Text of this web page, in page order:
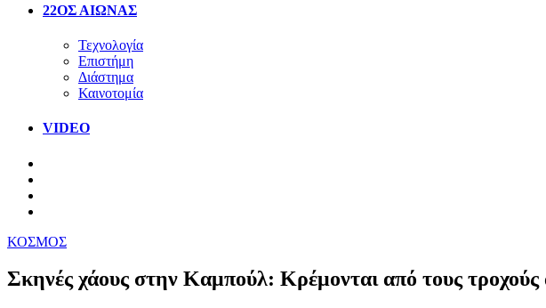
22ΟΣ ΑΙΩΝΑΣ
Τεχνολογία
Επιστήμη
Διάστημα
Καινοτομία
VIDEO
ΚΟΣΜΟΣ
Σκηνές χάους στην Καμπούλ: Κρέμονται από τους